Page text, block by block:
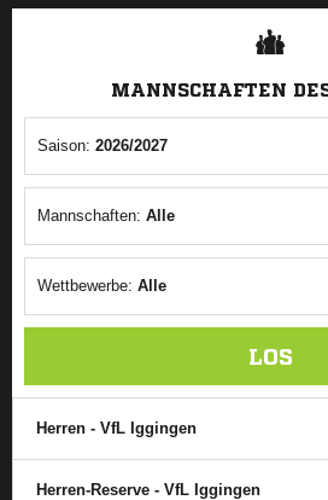
ANZEIGE
MANNSCHAFTEN
Saison: 2026/2027
Mannschaften: Alle
Wettbewerbe: Alle
LOS
Herren - VfL Iggingen
Herren-Reserve - VfL Iggingen